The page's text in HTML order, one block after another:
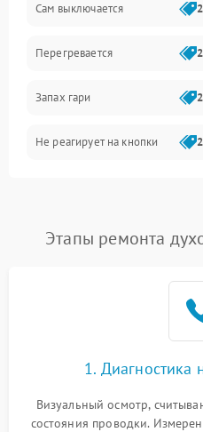
Сам выключается
Перегревается
Запах гари
Не реагирует на кнопки
Этапы ремонта
1. Диагностика
Визуальный осмотр,
состояния проводки.